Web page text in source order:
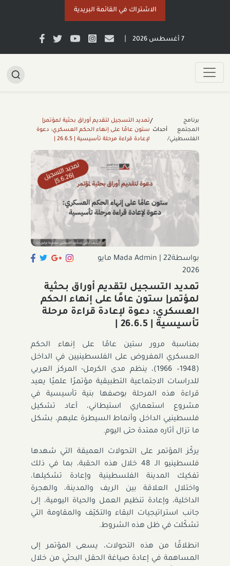
الاشتراك في القائمة البريدية
7 أغسطس 2026
برنامج
المجتمع
الفلسطيني/
أحداث
/تمديد التسجيل لتقديم أوراق بحثية لمؤتمر|
ستون عامًا على إنهاء الحكم العسكري: دعوة
لإعادة قراءة مرحلة تأسيسية | 26.6.5 |
بواسطةMada Admin
22 مايو
2026
تمديد التسجيل لتقديم أوراق بحثية
لمؤتمر| ستون عامًا على إنهاء الحكم
العسكري: دعوة لإعادة قراءة مرحلة
تأسيسية | 26.6.5 |
بمناسبة مرور ستين عامًا على إنهاء الحكم
العسكري المفروض على الفلسطينيين في الداخل
(1948– 1966)، ينظم مدى الكرمل- المركز العربي
للدراسات الاجتماعية التطبيقية مؤتمرًا علميًا يعيد
قراءة هذه المرحلة بوصفها بنية تأسيسية في
مشروع استعماري استيطاني، أعاد تشكيل
فلسطينيي الداخل وأنماط السيطرة عليهم، بشكل
ما تزال آثاره ممتدة حتى اليوم.
يركّز المؤتمر على التحولات العميقة التي شهدها
فلسطينيو الـ 48 خلال هذه الحقبة، بما في ذلك
تفكيك المدينة الفلسطينية وإعادة تشكيلها،
واختلال العلاقة بين الريف والمدينة، والهجرة
الداخلية، وإعادة تنظيم العمل والحياة اليومية، إلى
جانب استراتيجيات البقاء والتكيّف والمقاومة التي
تشكّلت في ظل هذه الشروط.
انطلاقًا من هذه التحولات، يسعى المؤتمر إلى
المساهمة في إعادة صياغة الحقل البحثي من خلال